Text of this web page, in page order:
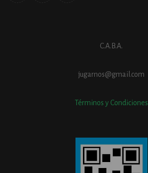
C.A.B.A.
jugarnos@gmail.com
Términos y Condiciones